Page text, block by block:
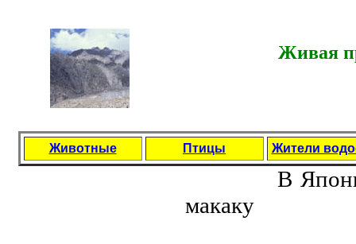
Живая
Животные Птицы Жители
В
мaкaку